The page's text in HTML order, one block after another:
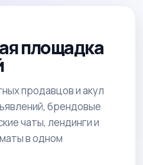
площадка
продавцов и акул
брендовые
чаты, лендинги и
в одном